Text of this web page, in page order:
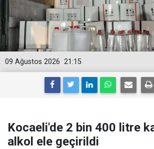
21:15
09 Ağustos 2026
Kocaeli'de 2 bin 400 litre
alkol ele geçirildi